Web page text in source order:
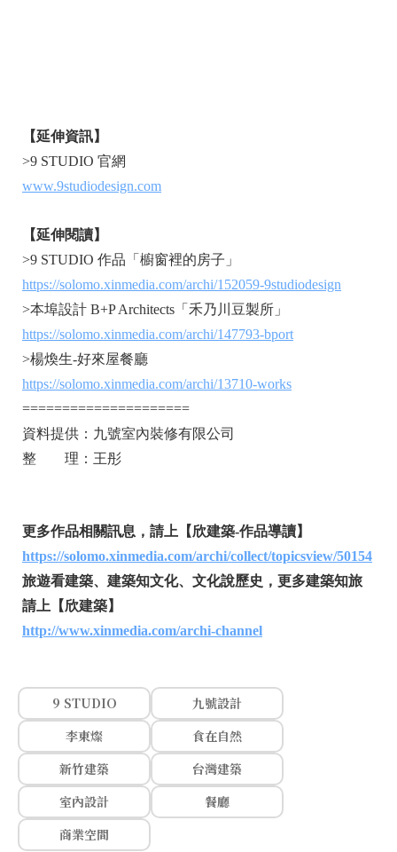
【延伸資訊】
>9 STUDIO 官網
www.9studiodesign.com
【延伸閱讀】
>9 STUDIO 作品「櫥窗裡的房子」
https://solomo.xinmedia.com/archi/152059-9studiodesign
>本埠設計 B+P Architects「禾乃川豆製所」
https://solomo.xinmedia.com/archi/147793-bport
>楊煥生-好來屋餐廳
https://solomo.xinmedia.com/archi/13710-works
=====================
資料提供：九號室內裝修有限公司
整 理：王彤
更多作品相關訊息，請上【欣建築-作品導讀】
https://solomo.xinmedia.com/archi/collect/topicsview/50154
旅遊看建築、建築知文化、文化說歷史，更多建築知旅
請上【欣建築】
http://www.xinmedia.com/archi-channel
9 STUDIO
九號設計
李東燦
食在自然
新竹建築
台灣建築
室內設計
餐廳
商業空間